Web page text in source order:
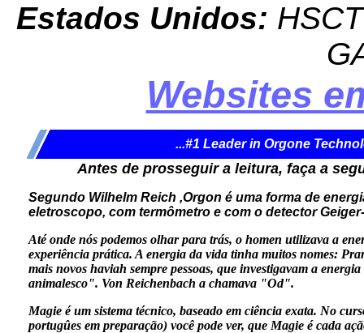
Estados Unidos:
Websites
...#1 Leader in Orgone
Antes de prosseguir a leitura, faça a
Segundo Wilhelm Reich ,Orgon é uma forma de
eletroscopo, com termômetro e com o detector
Até onde nós podemos olhar para trás, o homen utilizava a
experiência prática. A energia da vida tinha muitos nomes:
mais novos haviah sempre pessoas, que investigavam a
animalesco". Von Reichenbach a chamava "Od".
Magie é um sistema técnico, baseado em ciência exata. No
portugûes em preparação) você pode ver, que Magie é cada